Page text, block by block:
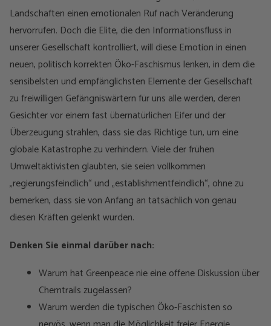
Landschaften einen emotionalen Ruf nach Veränderung
hervorrufen. Doch die Elite, die den Informationsfluss in
unserer Gesellschaft kontrolliert, will diese Emotion in einen
neuen, politisch korrekten Öko-Faschismus lenken, in dem die
sensibelsten und empfänglichsten Elemente der Gesellschaft
zu freiwilligen Gefängniswärtern für uns alle werden, deren
Gesichter vor einem fast übernatürlichen Eifer und der
Überzeugung strahlen, dass sie das Richtige tun, um eine
globale Katastrophe zu verhindern. Viele der frühen
Umweltaktivisten glaubten, sie seien vollkommen
„regierungsfeindlich“ und „establishmentfeindlich“, ohne zu
bemerken, dass sie von Anfang an tatsächlich von genau
diesen Kräften gelenkt wurden.
Denken Sie einmal darüber nach:
Warum hat Greenpeace nie eine offene Diskussion über
Chemtrails zugelassen?
Warum werden die typischen Öko-Faschisten so